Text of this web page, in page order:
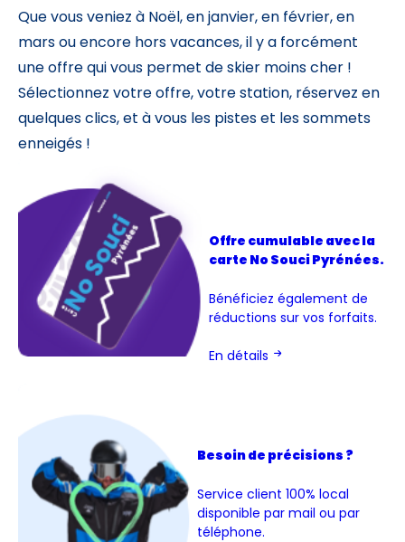
Avec assurance ?
?
Que vous veniez à Noël, en janvier, en février, en
mars ou encore hors vacances, il y a forcément
une offre qui vous permet de skier moins cher !
Sélectionnez votre offre, votre station, réservez en
quelques clics, et à vous les pistes et les sommets
enneigés !
Offre cumulable avec la
carte No Souci Pyrénées.
Bénéficiez également de
réductions sur vos forfaits.
En détails
Besoin de précisions ?
Service client 100% local
disponible par mail ou par
téléphone.